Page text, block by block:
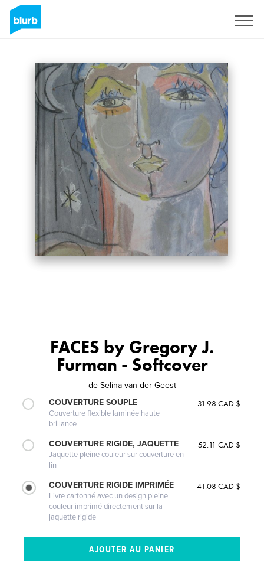
FACES by Gregory J.
Furman - Softcover
de Selina van der Geest
COUVERTURE SOUPLE
Couverture flexible laminée haute
brillance
31.98 CAD $
COUVERTURE RIGIDE, JAQUETTE
Jaquette pleine couleur sur couverture en
lin
52.11 CAD $
COUVERTURE RIGIDE IMPRIMÉE
Livre cartonné avec un design pleine
couleur imprimé directement sur la
jaquette rigide
41.08 CAD $